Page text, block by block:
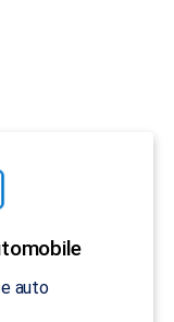
auto